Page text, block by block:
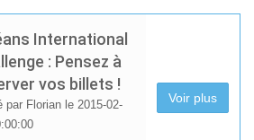
voici 2 dates à ne
et à marquer sur vos
:
International
: Pensez à
vos billets !
par Florian le 2015-02-
Voir plus